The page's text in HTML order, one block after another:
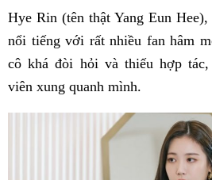
Hye Rin (tên thật Yang Eun
nổi tiếng với rất nhiều fan hâm
cô khá đòi hỏi và thiếu hợp
viên xung quanh mình.